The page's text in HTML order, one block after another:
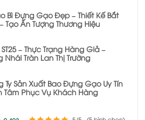
Bì Đựng Gạo Đẹp – Thiết Kế Bắt
Tạo Ấn Tượng Thương Hiệu
– Thực Trạng Hàng Giả –
Nhái Tràn Lan Thị Trường
Ty Sản Xuất Bao Đựng Gạo Uy Tín
Tâm Phục Vụ Khách Hàng